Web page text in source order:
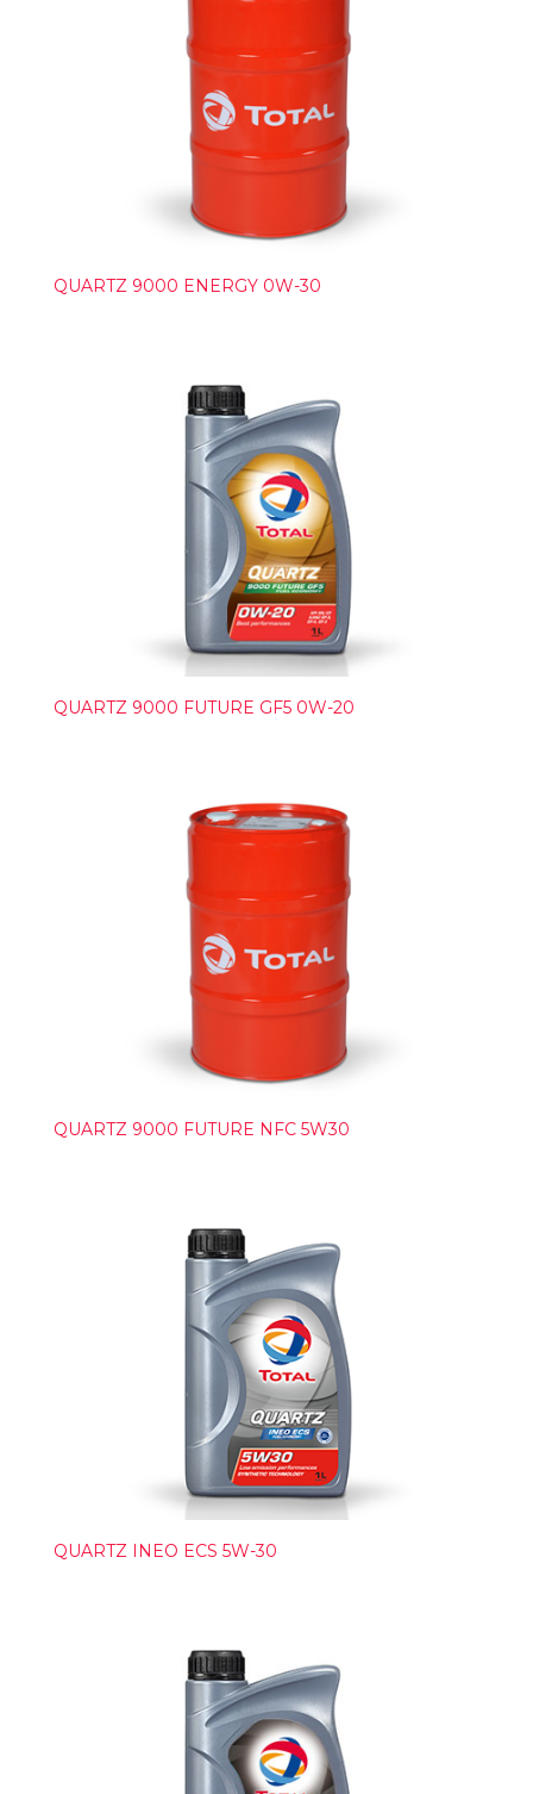
QUARTZ 9000 ENERGY 0W-30
QUARTZ 9000 FUTURE GF5 0W-20
QUARTZ 9000 FUTURE NFC 5W30
QUARTZ INEO ECS 5W-30